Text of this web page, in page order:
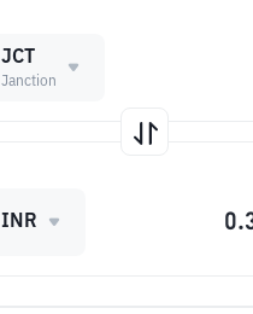
JCT
Janction
INR